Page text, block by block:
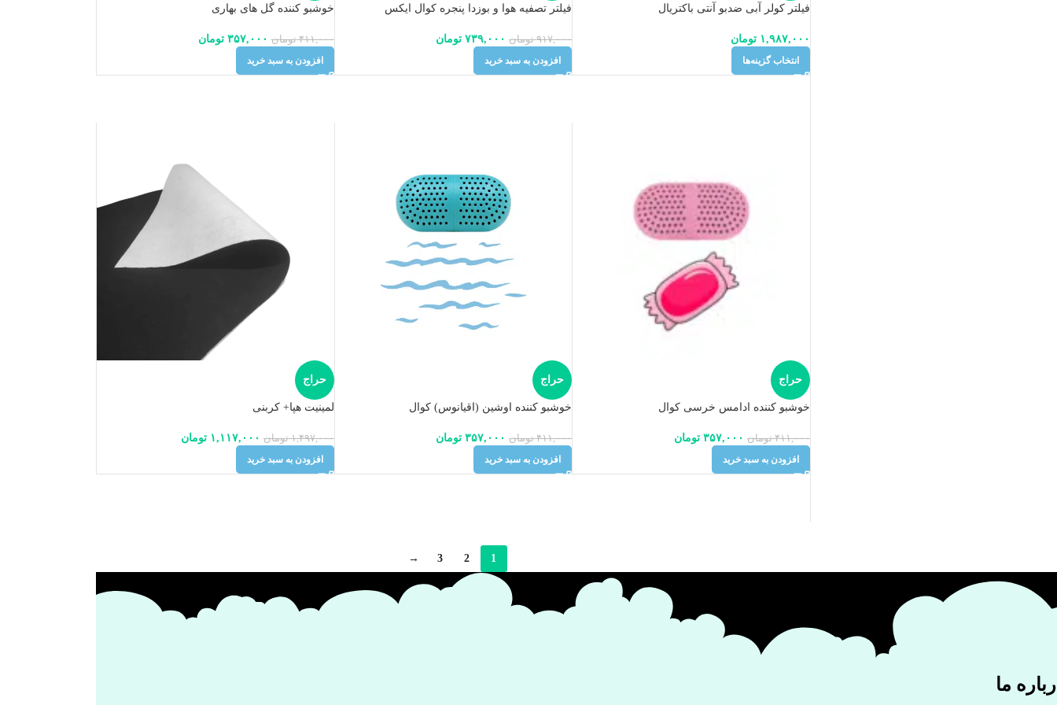
فیلتر کولر آبی ضدبو آنتی باکتریال
۱,۹۸۷,۰۰۰ تومان
انتخاب گزینه‌ها
فیلتر تصفیه هوا و بوزدا پنجره کوال ایکس
۹۱۷,۰۰۰ تومان ۷۳۹,۰۰۰ تومان
افزودن به سبد خرید
خوشبو کننده گل های بهاری
۴۱۱,۰۰۰ تومان ۳۵۷,۰۰۰ تومان
افزودن به سبد خرید
حراج
خوشبو کننده ادامس خرسی کوال
۴۱۱,۰۰۰ تومان ۳۵۷,۰۰۰ تومان
افزودن به سبد خرید
حراج
خوشبو کننده اوشین (اقیانوس) کوال
۴۱۱,۰۰۰ تومان ۳۵۷,۰۰۰ تومان
افزودن به سبد خرید
حراج
لمینیت هپا+ کربنی
۱,۴۹۷,۰۰۰ تومان ۱,۱۱۷,۰۰۰ تومان
افزودن به سبد خرید
1
2
3
→
ما